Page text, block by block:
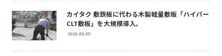
カイタク 敷鉄板に代わる木製軽量敷板「ハイパー
CLT敷板」を大規模導入。
2026.08.05